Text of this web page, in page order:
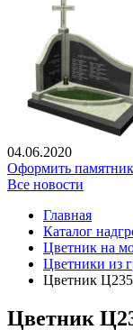
04.06.2020
Оформить
Все новости
Главная
Каталог
Цветник на
Цветники из
Цветник Ц235
Цветник